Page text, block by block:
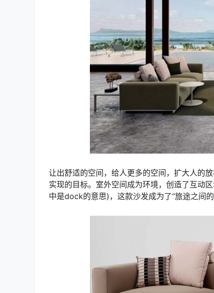
让出舒适的空间，给人更多的空间，扩大人的
实现的目标。室外空间成为环境，创造了互动
中是dock的意思)，这款沙发成为了“旅途之间